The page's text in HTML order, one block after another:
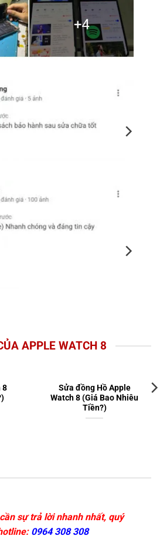
APPLE WATCH 8
8
Sửa đồng Hồ Apple
Watch 8 (Giá Bao Nhiêu
Tiền?)
sự trả lời nhanh nhất, quý
0964 308 308